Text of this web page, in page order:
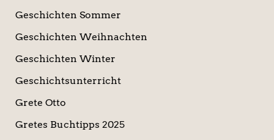
Geschichten Sommer
Geschichten Weihnachten
Geschichten Winter
Geschichtsunterricht
Grete Otto
Gretes Buchtipps 2025